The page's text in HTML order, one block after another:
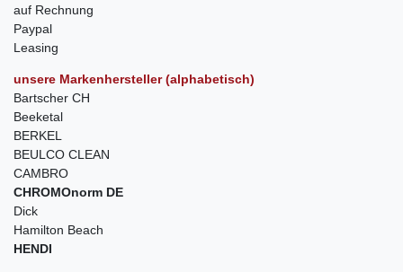
auf Rechnung
Paypal
Leasing
unsere Markenhersteller (alphabetisch)
Bartscher CH
Beeketal
BERKEL
BEULCO CLEAN
CAMBRO
CHROMOnorm DE
Dick
Hamilton Beach
HENDI